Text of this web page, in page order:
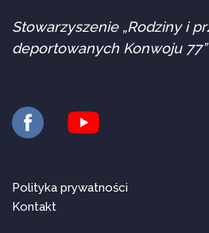
Stowarzyszenie „Rodziny i
deportowanych Konwoju 77”
Polityka prywatności
Kontakt